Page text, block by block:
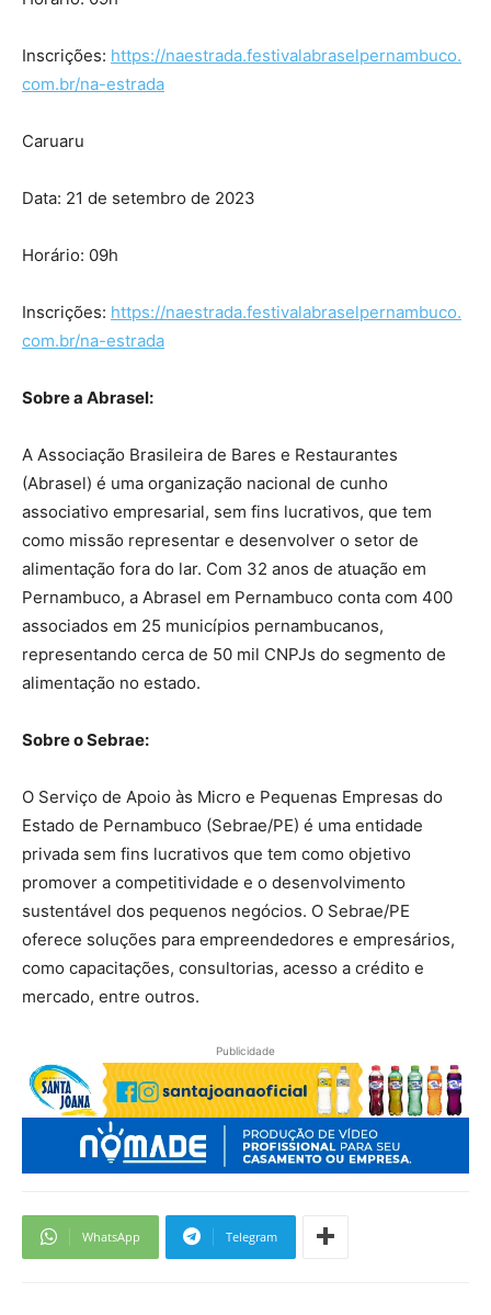
Inscrições: https://naestrada.festivalabraselpernambuco.
com.br/na-estrada
Caruaru
Data: 21 de setembro de 2023
Horário: 09h
Inscrições: https://naestrada.festivalabraselpernambuco.
com.br/na-estrada
Sobre a Abrasel:
A Associação Brasileira de Bares e Restaurantes
(Abrasel) é uma organização nacional de cunho
associativo empresarial, sem fins lucrativos, que tem
como missão representar e desenvolver o setor de
alimentação fora do lar. Com 32 anos de atuação em
Pernambuco, a Abrasel em Pernambuco conta com 400
associados em 25 municípios pernambucanos,
representando cerca de 50 mil CNPJs do segmento de
alimentação no estado.
Sobre o Sebrae:
O Serviço de Apoio às Micro e Pequenas Empresas do
Estado de Pernambuco (Sebrae/PE) é uma entidade
privada sem fins lucrativos que tem como objetivo
promover a competitividade e o desenvolvimento
sustentável dos pequenos negócios. O Sebrae/PE
oferece soluções para empreendedores e empresários,
como capacitações, consultorias, acesso a crédito e
mercado, entre outros.
Publicidade
WhatsApp Telegram